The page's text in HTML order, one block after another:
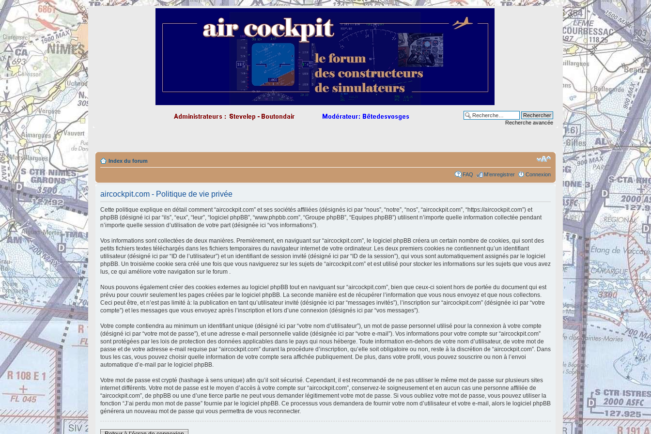
Recherche avancée
Index du forum
FAQ M’enregistrer Connexion
aircockpit.com - Politique de vie privée
Cette politique explique en détail comment “aircockpit.com” et ses sociétés affiliées (désignés ici par “nous”, “notre”, “nos”, “aircockpit.com”, “https://aircockpit.com”) et
phpBB (désigné ici par “ils”, “eux”, “leur”, “logiciel phpBB”, “www.phpbb.com”, “Groupe phpBB”, “Equipes phpBB”) utilisent n’importe quelle information collectée pendant
n’importe quelle session d’utilisation de votre part (désignée ici “vos informations”).
Vos informations sont collectées de deux manières. Premièrement, en naviguant sur “aircockpit.com”, le logiciel phpBB créera un certain nombre de cookies, qui sont des
petits fichiers textes téléchargés dans les fichiers temporaires du navigateur internet de votre ordinateur. Les deux premiers cookies ne contiennent qu’un identifiant
utilisateur (désigné ici par “ID de l’utilisateur”) et un identifiant de session invité (désigné ici par “ID de la session”), qui vous sont automatiquement assignés par le logiciel
phpBB. Un troisième cookie sera créé une fois que vous naviguerez sur les sujets de “aircockpit.com” et est utilisé pour stocker les informations sur les sujets que vous avez
lus, ce qui améliore votre navigation sur le forum .
Nous pouvons également créer des cookies externes au logiciel phpBB tout en naviguant sur “aircockpit.com”, bien que ceux-ci soient hors de portée du document qui est
prévu pour couvrir seulement les pages créées par le logiciel phpBB. La seconde manière est de récupérer l’information que vous nous envoyez et que nous collectons.
Ceci peut être, et n’est pas limité à: la publication en tant qu’utilisateur invité (désignée ici par “messages invités”), l’inscription sur “aircockpit.com” (désignée ici par “votre
compte”) et les messages que vous envoyez après l’inscription et lors d’une connexion (désignés ici par “vos messages”).
Votre compte contiendra au minimum un identifiant unique (désigné ici par “votre nom d’utilisateur”), un mot de passe personnel utilisé pour la connexion à votre compte
(désigné ici par “votre mot de passe”), et une adresse e-mail personnelle valide (désignée ici par “votre e-mail”). Vos informations pour votre compte sur “aircockpit.com”
sont protégées par les lois de protection des données applicables dans le pays qui nous héberge. Toute information en-dehors de votre nom d’utilisateur, de votre mot de
passe et de votre adresse e-mail requise par “aircockpit.com” durant la procédure d’inscription, qu’elle soit obligatoire ou non, reste à la discrétion de “aircockpit.com”. Dans
tous les cas, vous pouvez choisir quelle information de votre compte sera affichée publiquement. De plus, dans votre profil, vous pouvez souscrire ou non à l’envoi
automatique d’e-mail par le logiciel phpBB.
Votre mot de passe est crypté (hashage à sens unique) afin qu’il soit sécurisé. Cependant, il est recommandé de ne pas utiliser le même mot de passe sur plusieurs sites
internet différents. Votre mot de passe est le moyen d’accès à votre compte sur “aircockpit.com”, conservez-le soigneusement et en aucun cas une personne affiliée de
“aircockpit.com”, de phpBB ou une d’une tierce partie ne peut vous demander légitimement votre mot de passe. Si vous oubliez votre mot de passe, vous pouvez utiliser la
fonction “J’ai perdu mon mot de passe” fournie par le logiciel phpBB. Ce processus vous demandera de fournir votre nom d’utilisateur et votre e-mail, alors le logiciel phpBB
générera un nouveau mot de passe qui vous permettra de vous reconnecter.